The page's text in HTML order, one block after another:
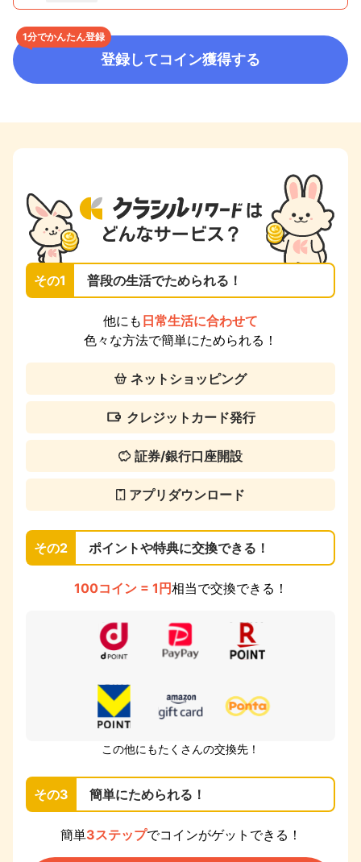
1分でかんたん登録
登録してコイン獲得する
その1 普段の生活でためられる！
他にも 日常生活に合わせて
色々な方法で簡単にためられる！
ネットショッピング
クレジットカード発行
証券/銀行口座開設
アプリダウンロード
その2 ポイントや特典に交換できる！
100コイン = 1円相当で交換できる！
この他にもたくさんの交換先！
その3 簡単にためられる！
簡単3ステップでコインがゲットできる！